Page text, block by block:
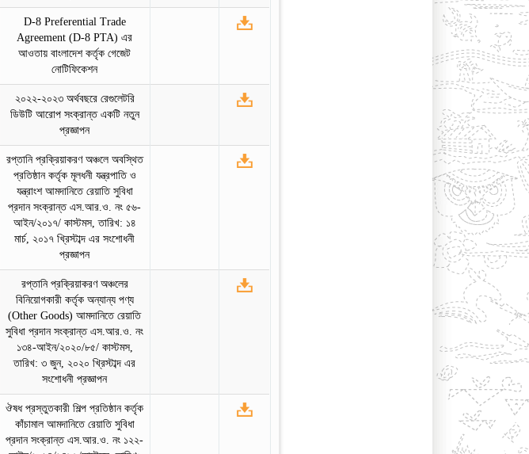
D-8 Preferential Trade
Agreement (D-8 PTA) এর
আওতায় বাংলাদেশ কর্তৃক গেজেট
নোটিফিকেশন
২০২২-২০২৩ অর্থবছরে রেগুলেটরি
ডিউটি আরোপ সংক্রান্ত একটি নতুন
প্রজ্ঞাপন
রপ্তানি প্রক্রিয়াকরণ অঞ্চলে অবস্থিত
প্রতিষ্ঠান কর্তৃক মূলধনী যন্ত্রপাতি ও
যন্ত্রাংশ আমদানিতে রেয়াতি সুবিধা
প্রদান সংক্রান্ত এস.আর.ও. নং ৫৬-
আইন/২০১৭/ কাস্টমস, তারিখ: ১৪
মার্চ, ২০১৭ খ্রিস্টাব্দ এর সংশোধনী
প্রজ্ঞাপন
রপ্তানি প্রক্রিয়াকরণ অঞ্চলের
বিনিয়োগকারী কর্তৃক অন্যান্য পণ্য
(Other Goods) আমদানিতে রেয়াতি
সুবিধা প্রদান সংক্রান্ত এস.আর.ও. নং
১৩৪-আইন/২০২০/৮৫/ কাস্টমস,
তারিখ: ৩ জুন, ২০২০ খ্রিস্টাব্দ এর
সংশোধনী প্রজ্ঞাপন
ঔষধ প্রস্তুতকারী শিল্প প্রতিষ্ঠান কর্তৃক
কাঁচামাল আমদানিতে রেয়াতি সুবিধা
প্রদান সংক্রান্ত এস.আর.ও. নং ১২২-